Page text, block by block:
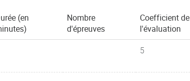
(en
Nombre
d'épreuves
Coefficient de
l'évaluation
5